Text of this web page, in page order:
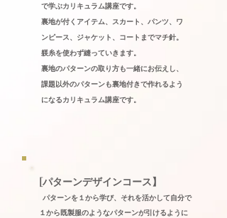
で学ぶカリキュラム講座です。
裏地が付くアイテム、スカート、パンツ、ワ
ンピース、ジャケット、コートまでマチ針。
躾糸を使わず縫っていきます。
裏地のパターンの取り方も一緒にお伝えし、
課題以外のパターンも裏地付きで作れるよう
になるカリキュラム講座です。
[パターンデザインコース】
パターンを１から学び、それを活かして自分で
１から既製服のようなパターンが引けるように